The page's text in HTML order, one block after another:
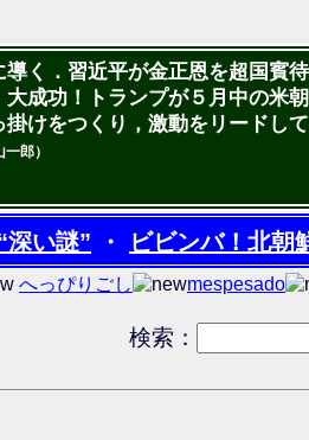
く．習近平が金正恩を超国賓
成功！トランプが５月中の米
けをつくり，激動をリードし
郎）
深い謎” ・ ビビンバ！北朝
へっぴりごし mespesado
検索：